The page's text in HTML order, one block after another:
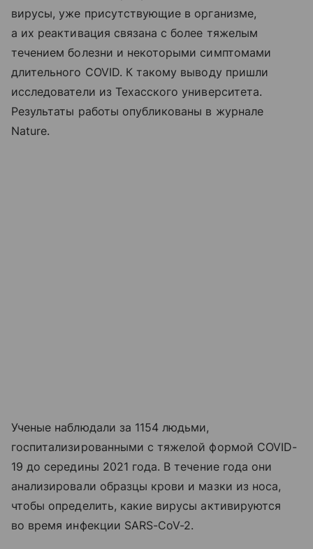
вирусы, уже присутствующие в организме,
а их реактивация связана с более тяжелым
течением болезни и некоторыми симптомами
длительного COVID. К такому выводу пришли
исследователи из Техасского университета.
Результаты работы опубликованы в журнале
Nature.
Ученые наблюдали за 1154 людьми,
госпитализированными с тяжелой формой COVID-
19 до середины 2021 года. В течение года они
анализировали образцы крови и мазки из носа,
чтобы определить, какие вирусы активируются
во время инфекции SARS-CoV-2.